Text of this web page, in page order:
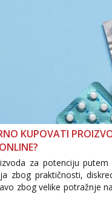
KUPOVATI
za potenciju
zbog praktičnosti,
zbog velike potražnje
proizvodi,